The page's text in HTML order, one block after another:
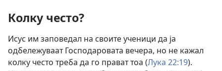
Колку често?
Исус им заповедал на своите ученици да ја
одбележуваат Господаровата вечера, но не кажал
колку често треба да го прават тоа (Лука 22:19).